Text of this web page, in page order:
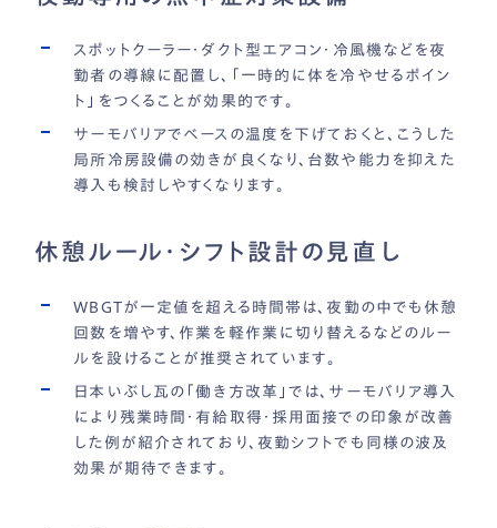
スポットクーラー・ダクト型エアコン・冷風機などを夜
勤者の導線に配置し、「一時的に体を冷やせるポイン
ト」をつくることが効果的です。
サーモバリアでベースの温度を下げておくと、こうした
局所冷房設備の効きが良くなり、台数や能力を抑えた
導入も検討しやすくなります。
休憩ルール・シフト設計の見直し
WBGTが一定値を超える時間帯は、夜勤の中でも休憩
回数を増やす、作業を軽作業に切り替えるなどのルー
ルを設けることが推奨されています。
日本いぶし瓦の「働き方改革」では、サーモバリア導入
により残業時間・有給取得・採用面接での印象が改善
した例が紹介されており、夜勤シフトでも同様の波及
効果が期待できます。